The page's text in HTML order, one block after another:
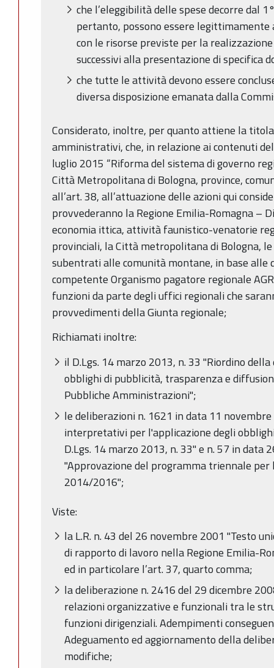
che l’eleggibilità delle spese decorre dal
pertanto, possono essere
con le risorse previste per la
successivi alla presentazione di specifica
che tutte le attività devono essere
diversa disposizione emanata dalla
Considerato, inoltre, per quanto attiene la
amministrativi, che, in relazione ai contenuti
luglio 2015 “Riforma del sistema di governo
Città Metropolitana di Bologna, province,
all’art. 38, all’attuazione delle azioni qui
provvederanno la Regione Emilia-Romagna –
economia ittica, attività faunistico-venatorie
provinciali, la Città metropolitana di Bologna,
subentrati alle comunità montane, in base alle
competente Organismo pagatore regionale
funzioni da parte degli uffici regionali che
provvedimenti della Giunta regionale;
Richiamati inoltre:
il D.Lgs. 14 marzo 2013, n. 33 "Riordino
obblighi di pubblicità, trasparenza e
Pubbliche Amministrazioni";
le deliberazioni n. 1621 in data 11
interpretativi per l'applicazione degli
D.Lgs. 14 marzo 2013, n. 33" e n. 57 in data
"Approvazione del programma triennale
2014/2016";
Viste:
la L.R. n. 43 del 26 novembre 2001 "Testo
di rapporto di lavoro nella Regione Emilia-
ed in particolare l’art. 37, quarto comma;
la deliberazione n. 2416 del 29 dicembre
relazioni organizzative e funzionali tra le
funzioni dirigenziali. Adempimenti
Adeguamento ed aggiornamento della
modifiche;